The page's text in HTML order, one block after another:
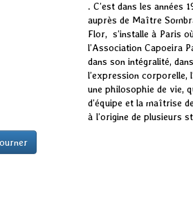
. C’est dans les années
auprès de Maître
Flor, s’installe à Paris
l’Association Capoeira
dans son intégralité,
l’expression corporelle,
une philosophie de vie,
d’équipe et la maîtrise
à l’origine de plusieurs